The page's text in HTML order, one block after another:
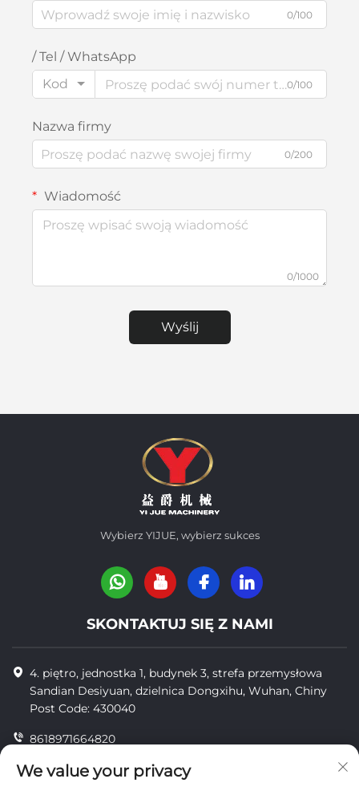
0/100
/ Tel / WhatsApp
Kod
0/100
Nazwa firmy
0/200
Wiadomość
0/1000
Wyślij
Wybierz YIJUE, wybierz sukces
SKONTAKTUJ SIĘ Z NAMI
4. piętro, jednostka 1, budynek 3, strefa przemysłowa
Sandian Desiyuan, dzielnica Dongxihu, Wuhan, Chiny
Post Code: 430040
8618971664820
8618971664820
We value your privacy